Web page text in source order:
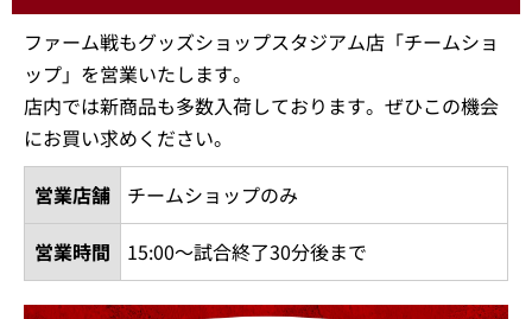
ファーム戦もグッズショップスタジアム店「チームショ
ップ」を営業いたします。
店内では新商品も多数入荷しております。ぜひこの機会
にお買い求めください。
営業店舗
チームショップのみ
営業時間
15:00～試合終了30分後まで